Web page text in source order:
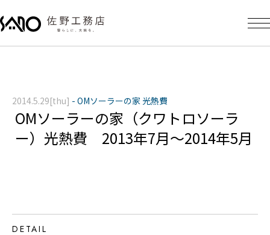
OMソーラーの家（クワトロソーラ
ー）光熱費 2013年7月～2014年5月
2014.5.29[thu] - OMソーラーの家 光熱費
DETAIL